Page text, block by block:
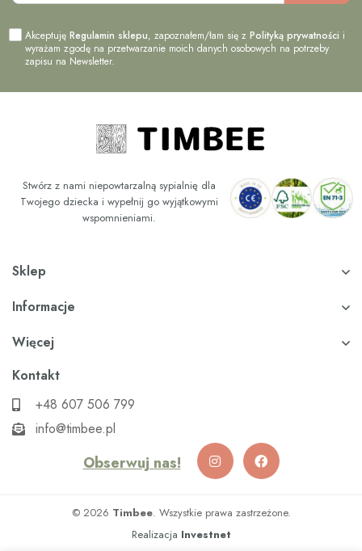
AkceptujęRegulamin sklepu, zapoznałem/łam się zPolityką prywatności i
wyrażam zgodę na przetwarzanie moich danych osobowych na potrzeby
zapisu na Newsletter.
Stwórz z nami niepowtarzalną sypialnię dla
Twojego dziecka i wypełnij go wyjątkowymi
wspomnieniami.
Sklep
Informacje
Więcej
Kontakt
+48 607 506 799
info@timbee.pl
Obserwuj nas!
© 2026 Timbee. Wszystkie prawa zastrzeżone.
Realizacja Investnet